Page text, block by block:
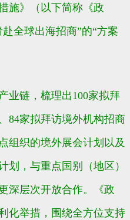
施》（以下简称《政
全球出海招商”的“方案
业链，梳理出100家拟拜
84家拟拜访境外机构招商
组织的境外展会计划以及
划，与重点国别（地区）
深层次开放合作。《政
化举措，围绕全方位支持